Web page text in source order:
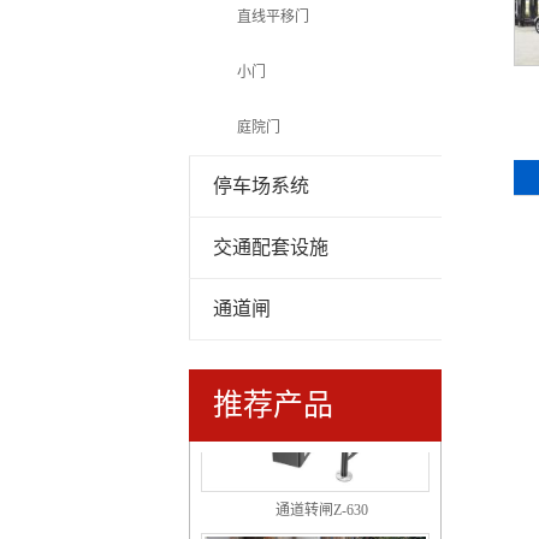
直线平移门
小门
庭院门
停车场系统
交通配套设施
通道闸
推荐产品
高档平移闸P-524
通道转闸Z-630